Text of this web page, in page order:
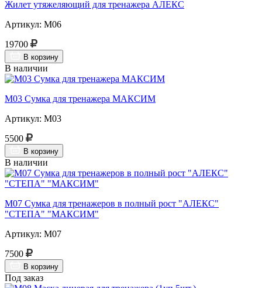
Жилет утяжеляющий для тренажера АЛЕКС
Артикул: М06
19700
В корзину
В наличии
М03 Сумка для тренажера МАКСИМ
Артикул: М03
5500
В корзину
В наличии
М07 Сумка для тренажеров в полный рост "АЛЕКС"
"СТЕПА" "МАКСИМ"
Артикул: М07
7500
В корзину
Под заказ